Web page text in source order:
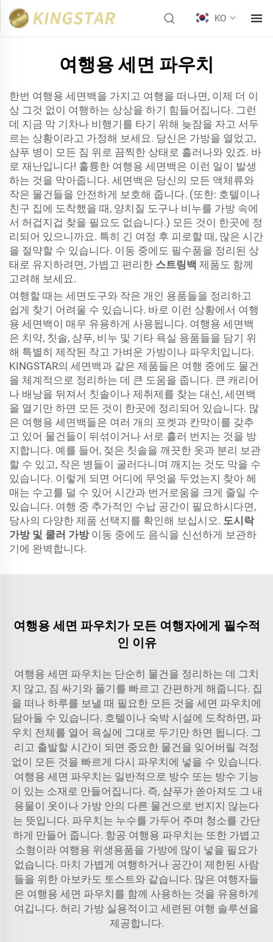
KO
여행용 세면 파우치
한번 여행용 세면백을 가지고 여행을 떠나면, 이제 더 이
상 그것 없이 여행하는 상상을 하기 힘들어집니다. 그런
데 지금 막 기차나 비행기를 타기 위해 늦잠을 자고 서두
르는 상황이라고 가정해 보세요. 당신은 가방을 열었고,
샴푸 병이 모든 짐 위로 끔찍한 상태로 흘러나와 있죠. 바
로 재난입니다! 훌륭한 여행용 세면백은 이런 일이 발생
하는 것을 막아줍니다. 세면백은 당신의 모든 액체류와
작은 물건들을 안전하게 보호해 줍니다. (또한: 호텔이나
친구 집에 도착했을 때, 양치질 도구나 비누를 가방 속에
서 허겁지겁 찾을 필요도 없습니다.) 모든 것이 한곳에 정
리되어 있으니까요. 특히 긴 여정 후 피로할 때, 많은 시간
을 절약할 수 있습니다. 이동 중에도 필수품을 정리된 상
태로 유지하려면, 가볍고 편리한 스트링백 제품도 함께
고려해 보세요.
여행할 때는 세면도구와 작은 개인 용품들을 정리하고
쉽게 찾기 어려울 수 있습니다. 바로 이런 상황에서 여행
용 세면백이 매우 유용하게 사용됩니다. 여행용 세면백
은 치약, 칫솔, 샴푸, 비누 및 기타 욕실 용품들을 담기 위
해 특별히 제작된 작고 가벼운 가방이나 파우치입니다.
KINGSTAR의 세면백과 같은 제품들은 여행 중에도 물건
을 체계적으로 정리하는 데 큰 도움을 줍니다. 큰 캐리어
나 배낭을 뒤져서 칫솔이나 제취제를 찾는 대신, 세면백
을 열기만 하면 모든 것이 한곳에 정리되어 있습니다. 많
은 여행용 세면백들은 여러 개의 포켓과 칸막이를 갖추
고 있어 물건들이 뒤섞이거나 서로 흘러 번지는 것을 방
지합니다. 예를 들어, 젖은 칫솔을 깨끗한 옷과 분리 보관
할 수 있고, 작은 병들이 굴러다니며 깨지는 것도 막을 수
있습니다. 이렇게 되면 어디에 무엇을 두었는지 찾아 헤
매는 수고를 덜 수 있어 시간과 번거로움을 크게 줄일 수
있습니다. 여행 중 추가적인 수납 공간이 필요하시다면,
당사의 다양한 제품 선택지를 확인해 보십시오. 도시락
가방 및 쿨러 가방 이동 중에도 음식을 신선하게 보관하
기에 완벽합니다.
여행용 세면 파우치가 모든 여행자에게 필수적
인 이유
여행용 세면 파우치는 단순히 물건을 정리하는 데 그치
지 않고, 짐 싸기와 풀기를 빠르고 간편하게 해줍니다. 집
을 떠나 하루를 보낼 때 필요한 모든 것을 세면 파우치에
담아둘 수 있습니다. 호텔이나 숙박 시설에 도착하면, 파
우치 전체를 열어 욕실에 그대로 두기만 하면 됩니다. 그
리고 출발할 시간이 되면 중요한 물건을 잊어버릴 걱정
없이 모든 것을 빠르게 다시 파우치에 넣을 수 있습니다.
여행용 세면 파우치는 일반적으로 방수 또는 방수 기능
이 있는 소재로 만들어집니다. 즉, 샴푸가 쏟아져도 그 내
용물이 옷이나 가방 안의 다른 물건으로 번지지 않는다
는 뜻입니다. 파우치는 누수를 가두어 주며 청소를 간단
하게 만들어 줍니다. 항공 여행용 파우치는 또한 가볍고
소형이라 여행용 위생용품을 가방에 많이 넣을 필요가
없습니다. 마치 가볍게 여행하거나 공간이 제한된 사람
들을 위한 아보카도 토스트와 같습니다. 많은 여행자들
은 여행용 세면 파우치를 함께 사용하는 것을 유용하게
여깁니다. 허리 가방 실용적이고 세련된 여행 솔루션을
제공합니다.